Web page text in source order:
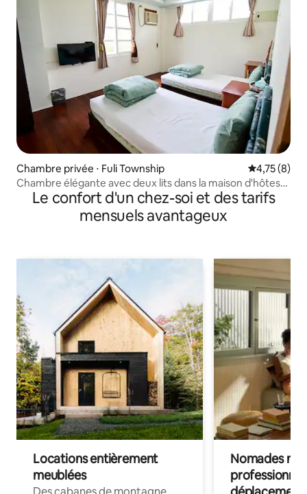
Chambre privée ⋅ Fuli Township Évaluation
4,75 (8)
Chambre élégante avec deux lits dans la maison d'hôtes
de De De
Le confort d'un chez-soi et des tarifs
mensuels avantageux
Locations entièrement
meublées
Nomades